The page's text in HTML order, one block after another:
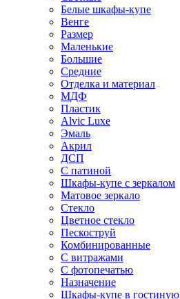
Белые шкафы-купе
Венге
Размер
Маленькие
Большие
Средние
Отделка и материал
МДФ
Пластик
Alvic Luxe
Эмаль
Акрил
ДСП
С патиной
Шкафы-купе с зеркалом
Матовое зеркало
Стекло
Цветное стекло
Пескоструй
Комбинированные
С витражами
С фотопечатью
Назначение
Шкафы-купе в гостиную